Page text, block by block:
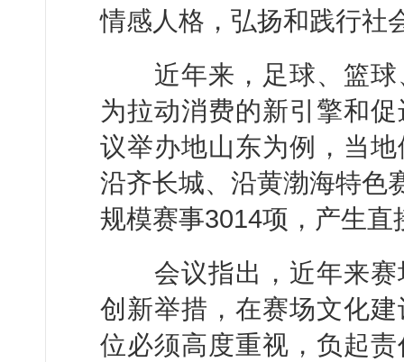
情感人格，弘扬和践行社
近年来，足球、篮球
为拉动消费的新引擎和
议举办地山东为例，当
沿齐长城、沿黄渤海特色
规模赛事3014项，产生
会议指出，近年来赛
创新举措，在赛场文化
位必须高度重视，负起